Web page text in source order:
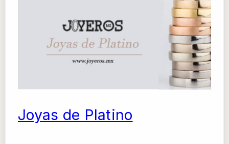
Joyas de Platino